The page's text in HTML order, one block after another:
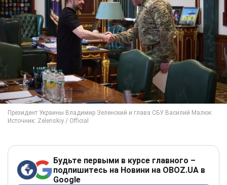
Будьте первыми в курсе главного –
подпишитесь на Новини на OBOZ.UA в
Google